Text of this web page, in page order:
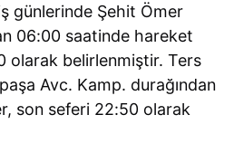
günlerinde Şehit Ömer
06:00 saatinde hareket
olarak belirlenmiştir. Ters
Avc. Kamp. durağından
son seferi 22:50 olarak